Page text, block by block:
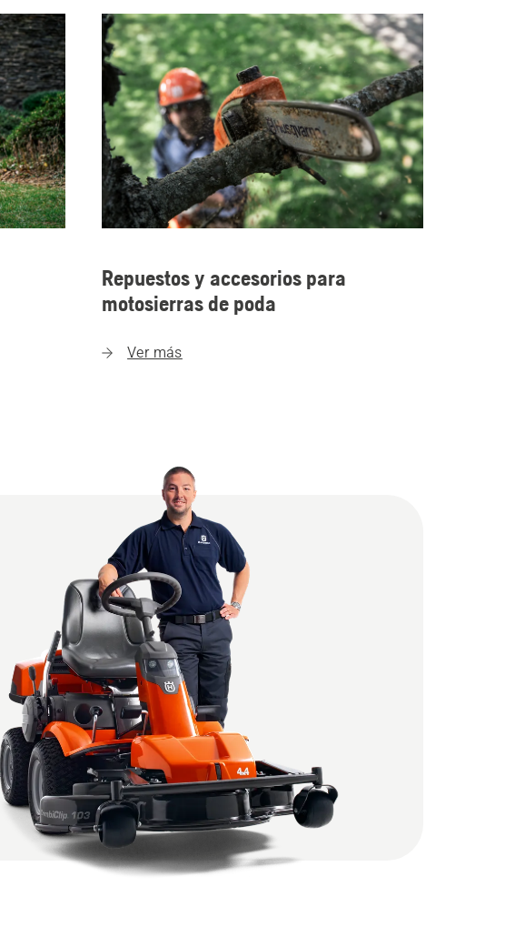
Repuestos y accesorios para
motosierras de poda
Ver más